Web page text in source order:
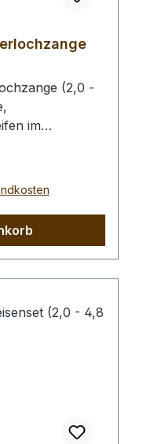
(2,0 -
im
für
Oberfläche
Qualität,
hergestellt in
Mit der aktiven
%. Zum Lochen
und